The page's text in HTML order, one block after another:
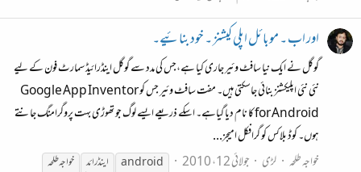
اور اب ۔ موبائل اپلی کیشنز ۔ خود بنائیے۔
گوگل نے ایک نیا سافٹ وئیر جاری کیا ہے،جس کی مدد سے گوگل اینڈرائیڈ سمارٹ فون کے لیے
نئی نئی اپلیکشنز بنائی جاسکتی ہیں۔ مفت سافٹ وئیر جس کو Google App Inventor
for Android کا نام دیا گیاہے۔ اسکے ذریعے ایسے لوگ جو تھوڑی بہت پروگرامنگ جانتے
ہوں۔ کوڈ بلاکس کو گرافکل امیجز...
خواجہ طلحہ لڑی جولائی 12، 2010 android اینڈرائد خواجہ طلحہ